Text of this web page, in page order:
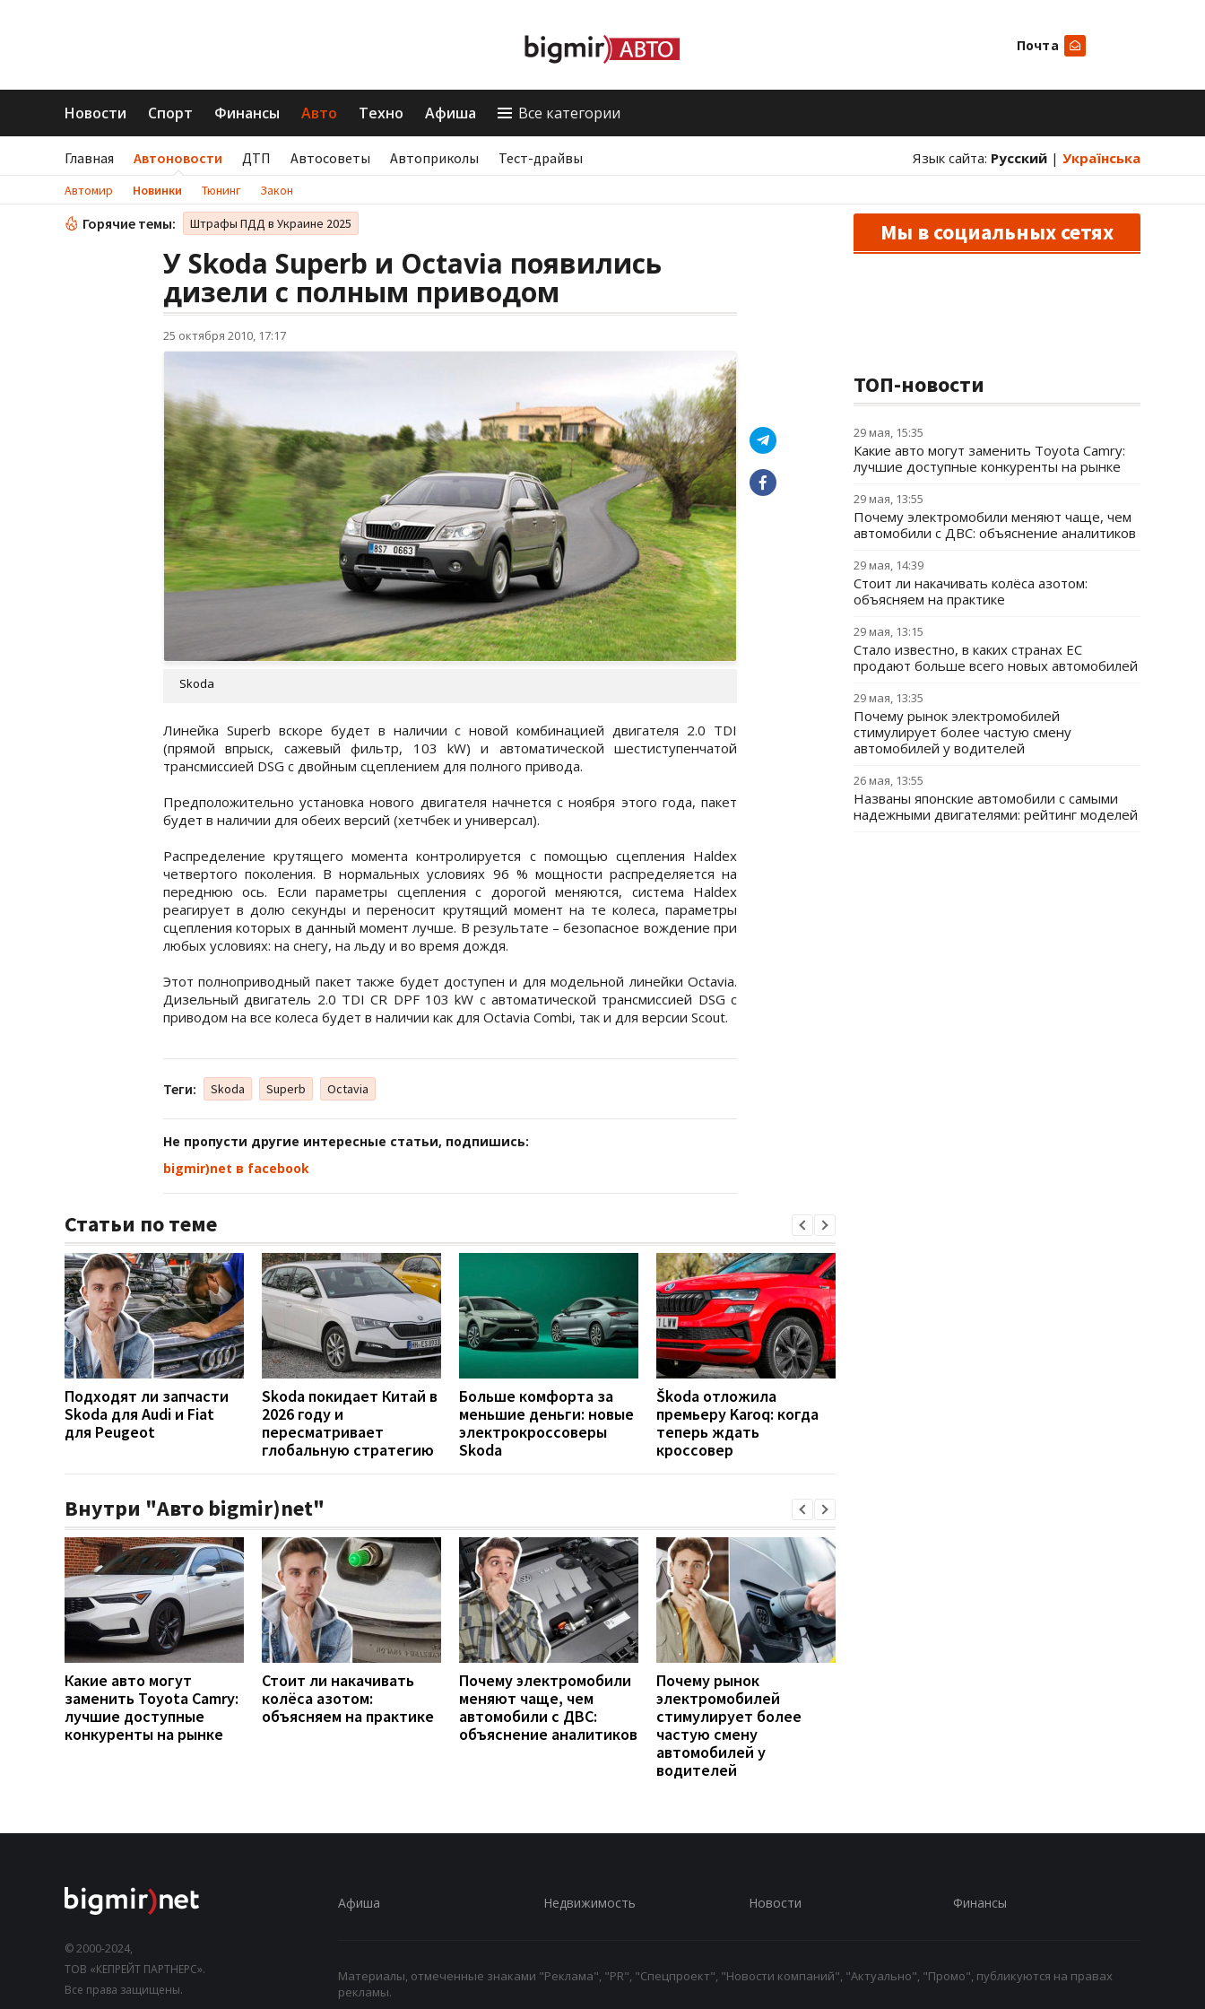
Почта
Новости Спорт Финансы Авто Техно Афиша Все категории
Главная Автоновости ДТП Автосоветы Автоприколы Тест-драйвы Язык сайта: Русский | Українська
Автомир Новинки Тюнинг Закон
Горячие темы: Штрафы ПДД в Украине 2025
У Skoda Superb и Octavia появились
дизели с полным приводом
25 октября 2010, 17:17
Skoda
Линейка Superb вскоре будет в наличии с новой комбинацией двигателя 2.0 TDI
(прямой впрыск, сажевый фильтр, 103 kW) и автоматической шестиступенчатой
трансмиссией DSG с двойным сцеплением для полного привода.
Предположительно установка нового двигателя начнется с ноября этого года, пакет
будет в наличии для обеих версий (хетчбек и универсал).
Распределение крутящего момента контролируется с помощью сцепления Haldex
четвертого поколения. В нормальных условиях 96 % мощности распределяется на
переднюю ось. Если параметры сцепления с дорогой меняются, система Haldex
реагирует в долю секунды и переносит крутящий момент на те колеса, параметры
сцепления которых в данный момент лучше. В результате – безопасное вождение при
любых условиях: на снегу, на льду и во время дождя.
Этот полноприводный пакет также будет доступен и для модельной линейки Octavia.
Дизельный двигатель 2.0 TDI CR DPF 103 kW с автоматической трансмиссией DSG с
приводом на все колеса будет в наличии как для Octavia Combi, так и для версии Scout.
Теги: Skoda Superb Octavia
Не пропусти другие интересные статьи, подпишись:
bigmir)net в facebook
Статьи по теме
Подходят ли запчасти
Skoda для Audi и Fiat
для Peugeot
Skoda покидает Китай в
2026 году и
пересматривает
глобальную стратегию
Больше комфорта за
меньшие деньги: новые
электрокроссоверы
Skoda
Škoda отложила
премьеру Karoq: когда
теперь ждать
кроссовер
Внутри "Авто bigmir)net"
Какие авто могут
заменить Toyota Camry:
лучшие доступные
конкуренты на рынке
Стоит ли накачивать
колёса азотом:
объясняем на практике
Почему электромобили
меняют чаще, чем
автомобили с ДВС:
объяснение аналитиков
Почему рынок
электромобилей
стимулирует более
частую смену
автомобилей у
водителей
Мы в социальных сетях
ТОП-новости
29 мая, 15:35
Какие авто могут заменить Toyota Camry:
лучшие доступные конкуренты на рынке
29 мая, 13:55
Почему электромобили меняют чаще, чем
автомобили с ДВС: объяснение аналитиков
29 мая, 14:39
Стоит ли накачивать колёса азотом:
объясняем на практике
29 мая, 13:15
Стало известно, в каких странах ЕС
продают больше всего новых автомобилей
29 мая, 13:35
Почему рынок электромобилей
стимулирует более частую смену
автомобилей у водителей
26 мая, 13:55
Названы японские автомобили с самыми
надежными двигателями: рейтинг моделей
© 2000-2024,
ТОВ «КЕПРЕЙТ ПАРТНЕРС».
Все права защищены.
Афиша Недвижимость Новости Финансы
Материалы, отмеченные знаками "Реклама", "PR", "Спецпроект", "Новости компаний", "Актуально", "Промо", публикуются на правах
рекламы.